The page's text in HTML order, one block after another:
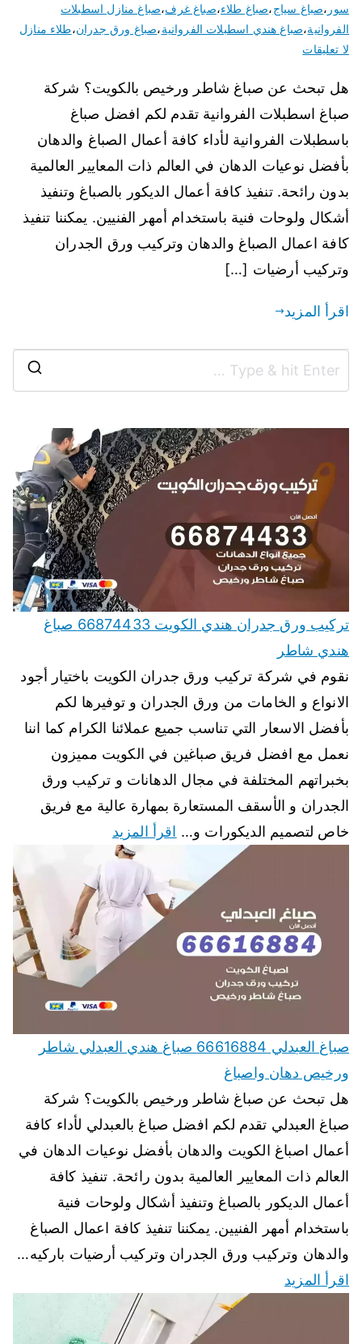
سور ،صباغ سياج،صباغ طلاء،صباغ غرف،صباغ منازل اسطبلات
الفروانية،صباغ هندي اسطبلات الفروانية،صباغ ورق جدران،طلاء منازل
لا تعليقات
هل تبحث عن صباغ شاطر ورخيص بالكويت؟ شركة
صباغ اسطبلات الفروانية تقدم لكم افضل صباغ
باسطبلات الفروانية لأداء كافة أعمال الصباغ والدهان
بأفضل نوعيات الدهان في العالم ذات المعايير العالمية
بدون رائحة. تنفيذ كافة أعمال الديكور بالصباغ وتنفيذ
أشكال ولوحات فنية باستخدام أمهر الفنيين. يمكننا تنفيذ
كافة اعمال الصباغ والدهان وتركيب ورق الجدران
وتركيب أرضيات […]
اقرأ المزيد
تركيب ورق جدران هندي الكويت 66874433 صباغ
هندي شاطر
نقوم في شركة تركيب ورق جدران الكويت باختيار أجود
الانواع و الخامات من ورق الجدران و توفيرها لكم
بأفضل الاسعار التي تناسب جميع عملائنا الكرام كما اننا
نعمل مع افضل فريق صباغين في الكويت مميزون
بخبراتهم المختلفة في مجال الدهانات و تركيب ورق
الجدران و الأسقف المستعارة بمهارة عالية مع فريق
خاص لتصميم الديكورات و… اقرأ المزيد
صباغ العبدلي 66616884 صباغ هندي العبدلي شاطر
ورخيص دهان واصباغ
هل تبحث عن صباغ شاطر ورخيص بالكويت؟ شركة
صباغ العبدلي تقدم لكم افضل صباغ بالعبدلي لأداء كافة
أعمال اصباغ الكويت والدهان بأفضل نوعيات الدهان في
العالم ذات المعايير العالمية بدون رائحة. تنفيذ كافة
أعمال الديكور بالصباغ وتنفيذ أشكال ولوحات فنية
باستخدام أمهر الفنيين. يمكننا تنفيذ كافة اعمال الصباغ
والدهان وتركيب ورق الجدران وتركيب أرضيات باركيه…
اقرأ المزيد